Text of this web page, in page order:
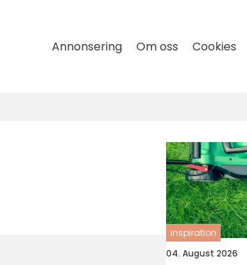
Annonsering Om oss Cookies
inspiration
04. August 2026